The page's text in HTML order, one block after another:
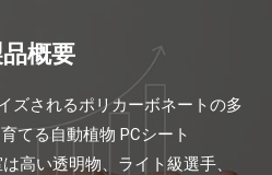
概要
ズされるポリカーボネートの多
てる自動植物 PCシート
高い透明物、ライト級選手、